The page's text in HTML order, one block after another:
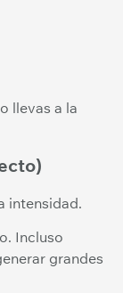
llevas a la
intensidad.
Incluso
grandes